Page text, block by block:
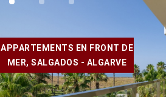
APPARTEMENTS EN FRONT DE
MER, SALGADOS - ALGARVE